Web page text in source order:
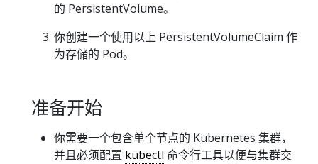
的 PersistentVolume。
你创建一个使用以上 PersistentVolumeClaim 作
为存储的 Pod。
准备开始
你需要一个包含单个节点的 Kubernetes 集群，
并且必须配置 kubectl 命令行工具以便与集群交